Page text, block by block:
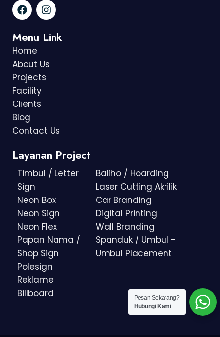
Menu Link
Home
About Us
Projects
Facility
Clients
Blog
Contact Us
Layanan Project
Timbul / Letter
Sign
Neon Box
Neon Sign
Neon Flex
Papan Nama /
Shop Sign
Polesign
Reklame
Billboard
Baliho / Hoarding
Laser Cutting Akrilik
Car Branding
Digital Printing
Wall Branding
Spanduk / Umbul -
Umbul Placement
Pesan Sekarang?
Hubungi Kami